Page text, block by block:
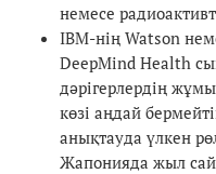
немесе
IBM-нің Watson
DeepMind Health
дәрігерлердің
көзі аңдай
анықтауда үлкен
Жапонияда жыл